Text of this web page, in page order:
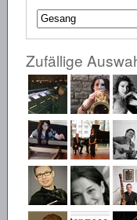
Zufällige